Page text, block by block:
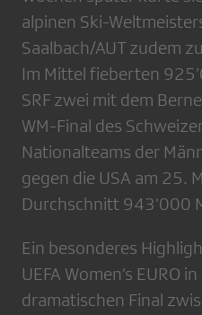
alpinen Ski-
Saalbach/AUT zudem
Im Mittel fieberten
SRF zwei mit dem
WM-Final des
Nationalteams der
gegen die USA am 25.
Durchschnitt 943’000
Ein besonderes
UEFA Women’s EURO
dramatischen Final